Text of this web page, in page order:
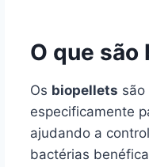
O que
Os biopellets
especificamente
ajudando a
bactérias